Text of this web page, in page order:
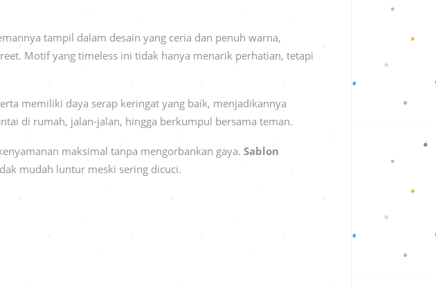
tampil dalam desain yang ceria dan penuh warna,
Motif yang timeless ini tidak hanya menarik perhatian, tetapi
memiliki daya serap keringat yang baik, menjadikannya
di rumah, jalan-jalan, hingga berkumpul bersama teman.
maksimal tanpa mengorbankan gaya. Sablon
mudah luntur meski sering dicuci.